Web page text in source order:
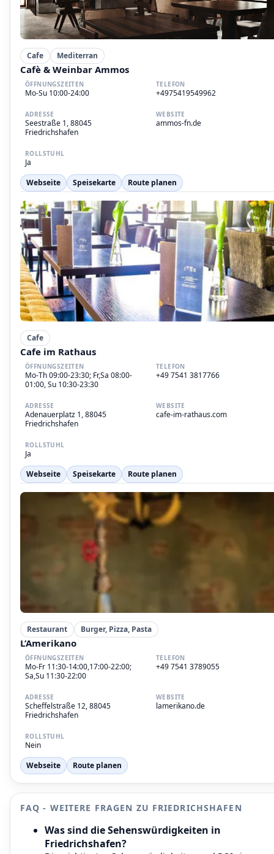
Cafe Mediterran
Cafè & Weinbar Ammos
ÖFFNUNGSZEITEN
Mo-Su 10:00-24:00
TELEFON
+4975419549962
ADRESSE
Seestraße 1, 88045
Friedrichshafen
WEBSITE
ammos-fn.de
ROLLSTUHL
Ja
Webseite
Speisekarte Route planen
Cafe
Cafe im Rathaus
ÖFFNUNGSZEITEN
Mo-Th 09:00-23:30; Fr,Sa 08:00-
01:00, Su 10:30-23:30
TELEFON
+49 7541 3817766
ADRESSE
Adenauerplatz 1, 88045
Friedrichshafen
WEBSITE
cafe-im-rathaus.com
ROLLSTUHL
Ja
Webseite
Speisekarte Route planen
Restaurant Burger, Pizza, Pasta
L’Amerikano
ÖFFNUNGSZEITEN
Mo-Fr 11:30-14:00,17:00-22:00;
Sa,Su 11:30-22:00
TELEFON
+49 7541 3789055
ADRESSE
Scheffelstraße 12, 88045
Friedrichshafen
WEBSITE
lamerikano.de
ROLLSTUHL
Nein
Webseite
Route planen
FAQ - WEITERE FRAGEN ZU FRIEDRICHSHAFEN
Was sind die Sehenswürdigkeiten in
Friedrichshafen?